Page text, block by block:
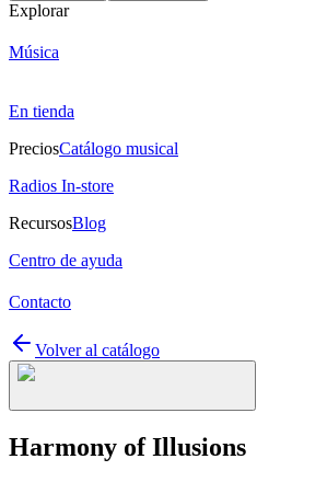
Explorar
Música
En tienda
PreciosCatálogo musical
Radios In-store
RecursosBlog
Centro de ayuda
Contacto
Volver al catálogo
Harmony of Illusions